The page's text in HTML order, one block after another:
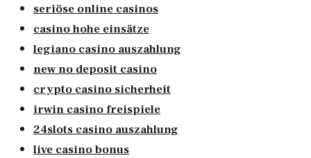
seriöse online casinos
casino hohe einsätze
legiano casino auszahlung
new no deposit casino
crypto casino sicherheit
irwin casino freispiele
24slots casino auszahlung
live casino bonus